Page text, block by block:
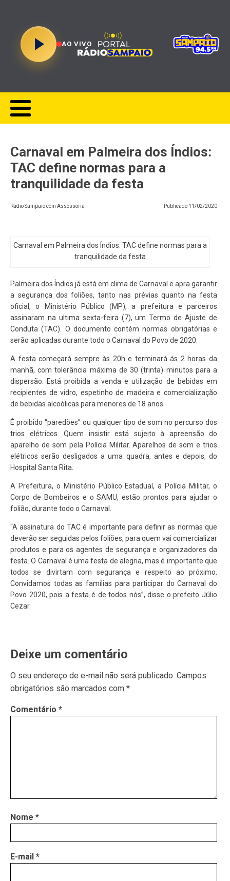
AO VIVO
Carnaval em Palmeira dos Índios:
TAC define normas para a
tranquilidade da festa
Rádio Sampaio com Assessoria Publicado 11/02/2020
Carnaval em Palmeira dos Índios: TAC define normas para a
tranquilidade da festa
Palmeira dos Índios já está em clima de Carnaval e apra garantir
a segurança dos foliões, tanto nas prévias quanto na festa
oficial, o Ministério Público (MP), a prefeitura e parceiros
assinaram na ultima sexta-feira (7), um Termo de Ajuste de
Conduta (TAC). O documento contém normas obrigatórias e
serão aplicadas durante todo o Carnaval do Povo de 2020.
A festa começará sempre às 20h e terminará ás 2 horas da
manhã, com tolerância máxima de 30 (trinta) minutos para a
dispersão. Está proibida a venda e utilização de bebidas em
recipientes de vidro, espetinho de madeira e comercialização
de bebidas alcoólicas para menores de 18 anos.
É proibido “paredões” ou qualquer tipo de som no percurso dos
trios elétricos. Quem insistir está sujeito à apreensão do
aparelho de som pela Polícia Militar. Aparelhos de som e trios
elétricos serão desligados a uma quadra, antes e depois, do
Hospital Santa Rita.
A Prefeitura, o Ministério Público Estadual, a Polícia Militar, o
Corpo de Bombeiros e o SAMU, estão prontos para ajudar o
folião, durante todo o Carnaval.
“A assinatura do TAC é importante para definir as normas que
deverão ser seguidas pelos foliões, para quem vai comercializar
produtos e para os agentes de segurança e organizadores da
festa. O Carnaval é uma festa de alegria, mas é importante que
todos se divirtam com segurança e respeito ao próximo.
Convidamos todas as famílias para participar do Carnaval do
Povo 2020, pois a festa é de todos nós”, disse o prefeito Júlio
Cezar.
Deixe um comentário
O seu endereço de e-mail não será publicado. Campos
obrigatórios são marcados com *
Comentário *
Nome *
E-mail *